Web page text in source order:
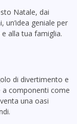
Natale, dai
un’idea geniale per
alla tua famiglia.
di divertimento e
a componenti come
una oasi